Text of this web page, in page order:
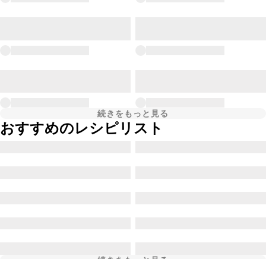
続きをもっと見る
おすすめのレシピリスト